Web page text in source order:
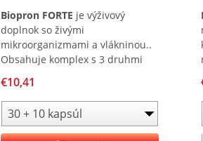
Biopron FORTE je výživový
doplnok so živými
mikroorganizmami a vlákninou..
Obsahuje komplex s 3 druhmi
a je obohatený o
fruktooligosacharidy .
€10,41